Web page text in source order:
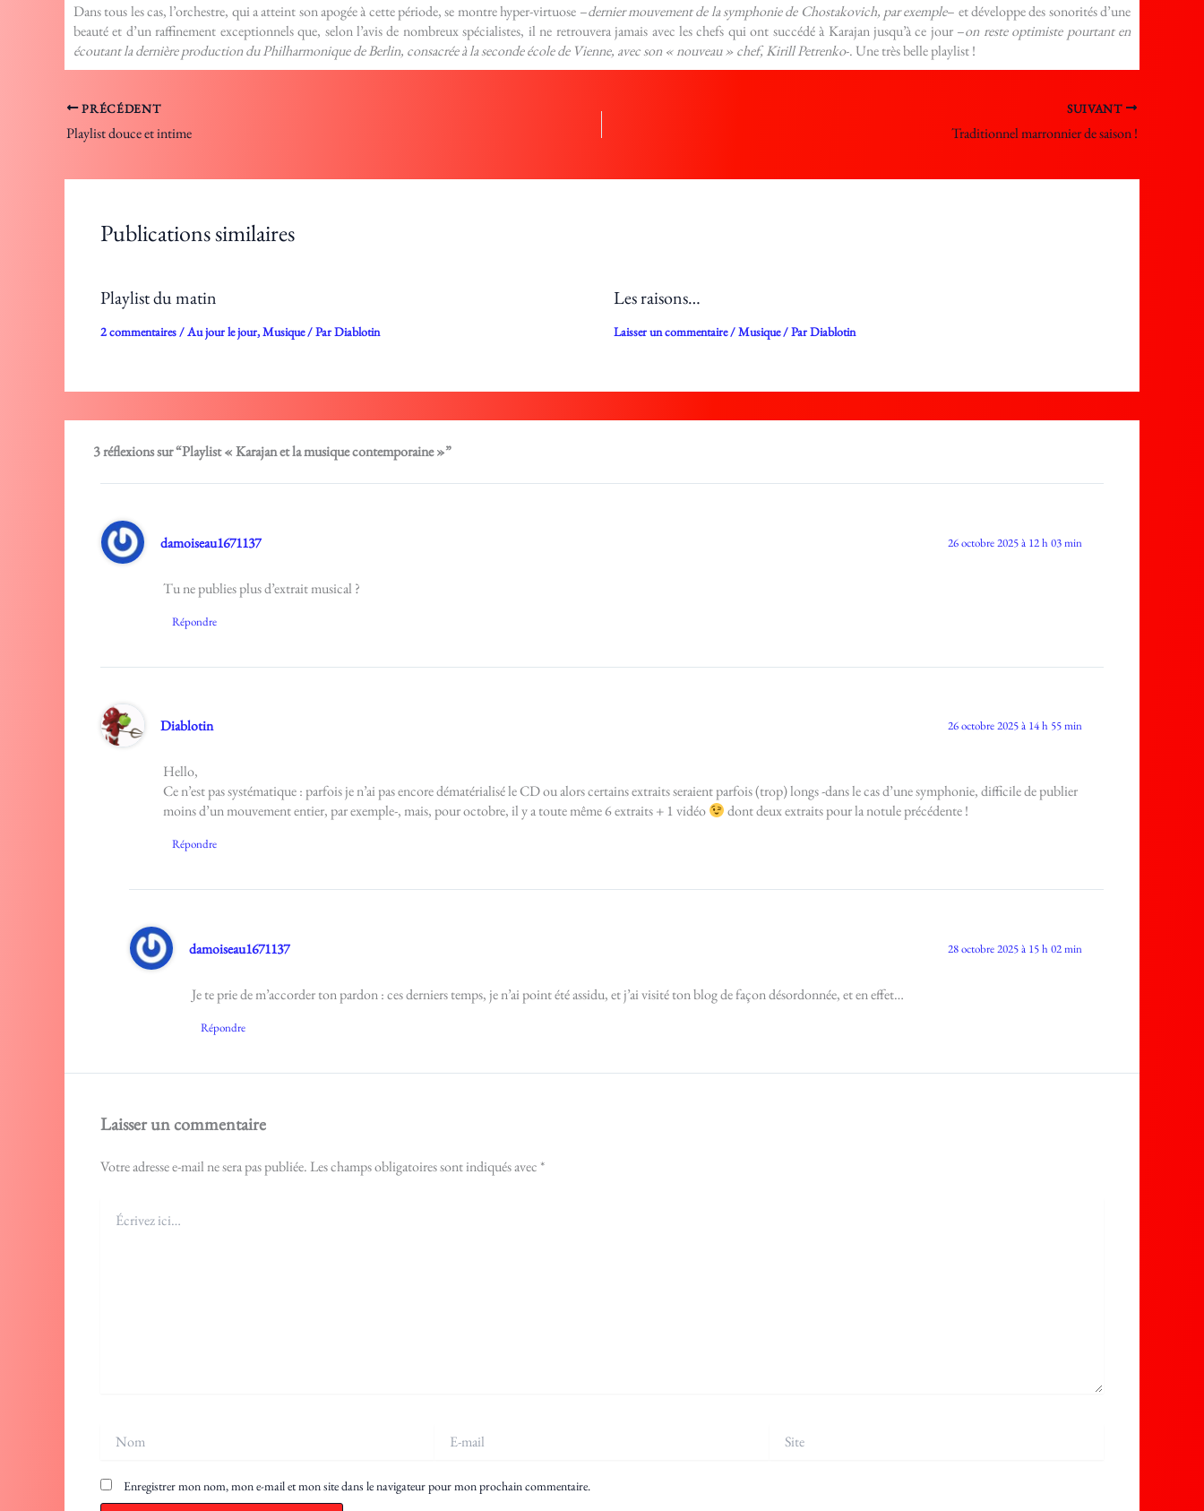
Dans tous les cas, l’orchestre, qui a atteint son apogée à cette période, se montre hyper-virtuose –dernier mouvement de la symphonie de Chostakovich, par exemple– et développe des sonorités d’une
beauté et d’un raffinement exceptionnels que, selon l’avis de nombreux spécialistes, ilne retrouvera jamais avec les chefs qui ont succédé à Karajan jusqu’à ce jour –on reste optimiste pourtant en
écoutant la dernière production du Philharmonique de Berlin, consacrée à la seconde école de Vienne, avec son « nouveau » chef, Kirill Petrenko-. Une très belle playlist !
PRÉCÉDENT
Playlist douce et intime
SUIVANT
Traditionnel marronnier de saison !
Publications similaires
Playlist du matin
2 commentaires/Au jour le jour,Musique/ ParDiablotin
Les raisons…
Laisser un commentaire/Musique/ ParDiablotin
3 réflexions sur “Playlist « Karajan et la musique contemporaine »”
damoiseau1671137 26 octobre 2025 à 12 h 03 min
Tu ne publies plus d’extrait musical ?
Répondre
Diablotin 26 octobre 2025 à 14 h 55 min
Hello,
Ce n’est pas systématique : parfois je n’ai pas encore dématérialisé le CD ou alors certains extraits seraient parfois (trop) longs -dans le cas d’une symphonie, difficile de publier
moins d’un mouvement entier, par exemple-, mais, pour octobre, il y a toute même 6 extraits + 1 vidéo
dont deux extraits pour la notule précédente !
Répondre
damoiseau1671137 28 octobre 2025 à 15 h 02 min
Je te prie de m’accorder ton pardon : ces derniers temps, je n’ai point été assidu, et j’ai visité ton blog de façon désordonnée, et en effet…
Répondre
Laisser un commentaire
Votre adresse e-mail ne sera pas publiée.Les champs obligatoires sont indiqués avec *
ici…
mail
Enregistrer mon nom, mon e-mail et mon site dans le navigateur pour mon prochain commentaire.